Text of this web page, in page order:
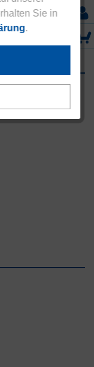
Sie in
.